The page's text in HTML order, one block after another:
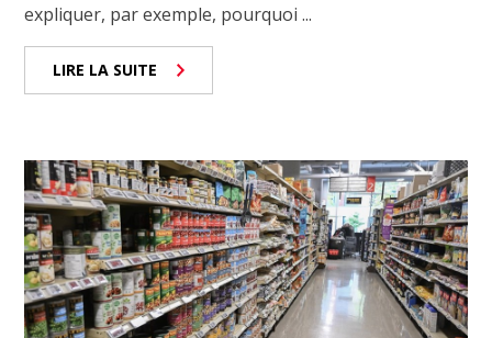
expliquer, par exemple, pourquoi ...
LIRE LA SUITE